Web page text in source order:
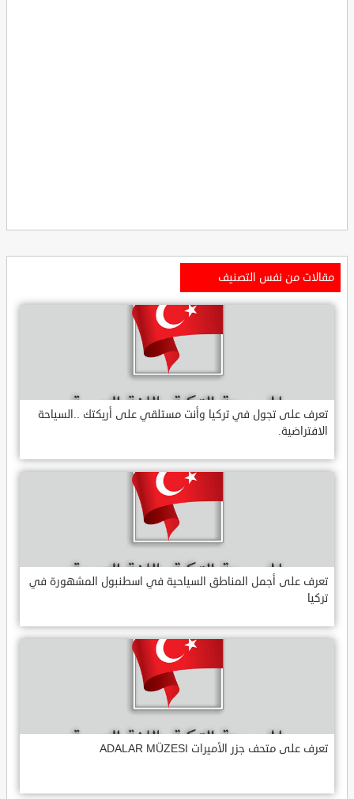
مقالات من نفس التصنيف
تعرف على تجول في تركيا وأنت مستلقي على أريكتك ..السياحة
الافتراضية.
تعرف على أجمل المناطق السياحية في اسطنبول المشهورة في
تركيا
تعرف على متحف جزر الأميرات ADALAR MÜZESI